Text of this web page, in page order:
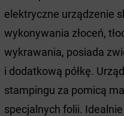
elektryczne urządzenie
wykonywania złoceń,
wykrawania, posiada
i dodatkową półkę.
stampingu za pomicą
specjalnych folii.